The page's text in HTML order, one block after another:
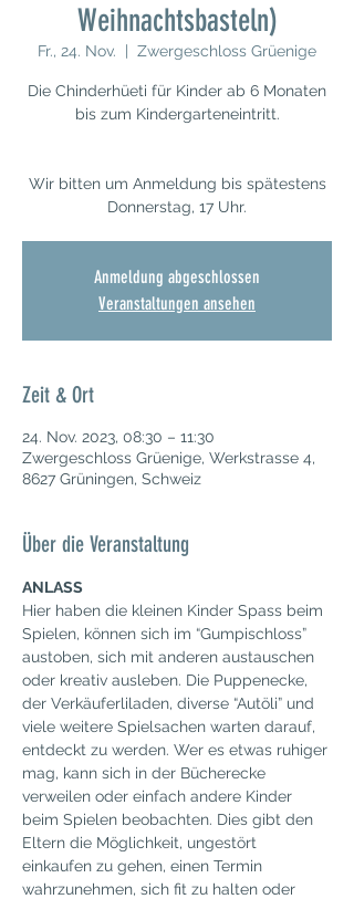
Weihnachtsbasteln)
Fr., 24. Nov. Zwergeschloss Grüenige
Die Chinderhüeti für Kinder ab 6 Monaten
bis zum Kindergarteneintritt.
Wir bitten um Anmeldung bis spätestens
Donnerstag, 17 Uhr.
Anmeldung abgeschlossen
Veranstaltungen ansehen
Zeit & Ort
24. Nov. 2023, 08:30 – 11:30
Zwergeschloss Grüenige, Werkstrasse 4,
8627 Grüningen, Schweiz
Über die Veranstaltung
ANLASS
Hier haben die kleinen Kinder Spass beim
Spielen, können sich im “Gumpischloss”
austoben, sich mit anderen austauschen
oder kreativ ausleben. Die Puppenecke,
der Verkäuferliladen, diverse “Autöli” und
viele weitere Spielsachen warten darauf,
entdeckt zu werden. Wer es etwas ruhiger
mag, kann sich in der Bücherecke
verweilen oder einfach andere Kinder
beim Spielen beobachten. Dies gibt den
Eltern die Möglichkeit, ungestört
einkaufen zu gehen, einen Termin
wahrzunehmen, sich fit zu halten oder